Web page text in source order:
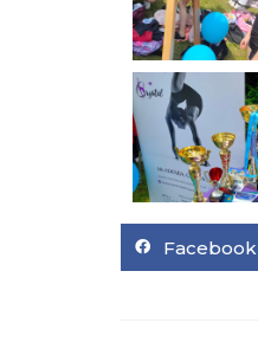
Facebook